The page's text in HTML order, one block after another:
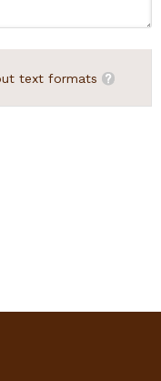
text formats